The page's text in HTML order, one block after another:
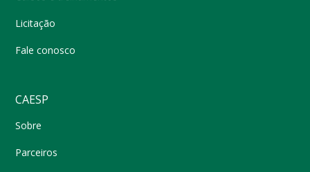
Licitação
Fale conosco
CAESP
Sobre
Parceiros